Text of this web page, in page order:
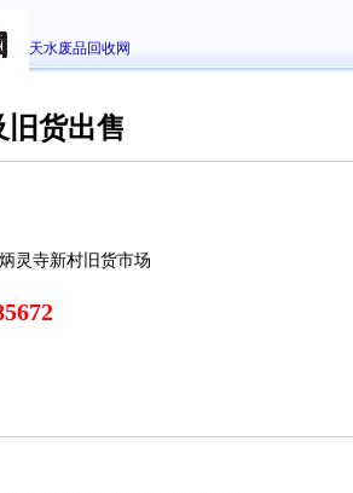
天水废品回收网
旧货出售
灵寺新村旧货市场